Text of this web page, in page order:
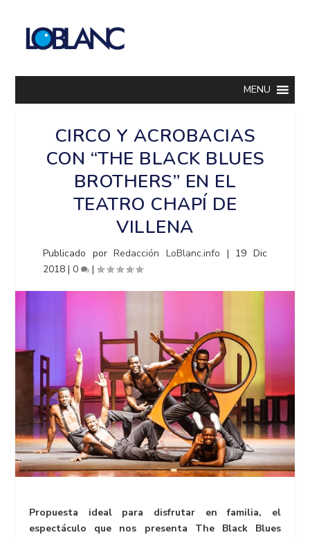
MENU
CIRCO Y ACROBACIAS
CON “THE BLACK BLUES
BROTHERS” EN EL
TEATRO CHAPÍ DE
VILLENA
Publicado porRedacción LoBlanc.info | 19 Dic
2018 |0 |
Propuesta ideal para disfrutar en familia, el
espectáculo que nos presenta The Black Blues